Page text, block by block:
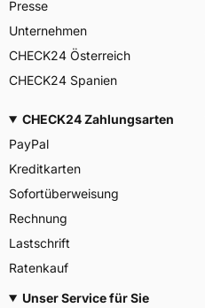
Presse
Unternehmen
CHECK24 Österreich
CHECK24 Spanien
CHECK24 Zahlungsarten
PayPal
Kreditkarten
Sofortüberweisung
Rechnung
Lastschrift
Ratenkauf
Unser Service für Sie